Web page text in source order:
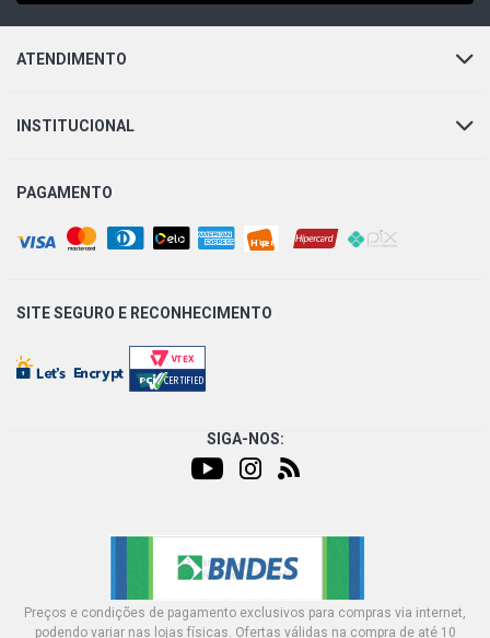
ATENDIMENTO
INSTITUCIONAL
PAGAMENTO
SITE SEGURO E RECONHECIMENTO
SIGA-NOS:
Preços e condições de pagamento exclusivos para compras via internet,
podendo variar nas lojas físicas. Ofertas válidas na compra de até 10